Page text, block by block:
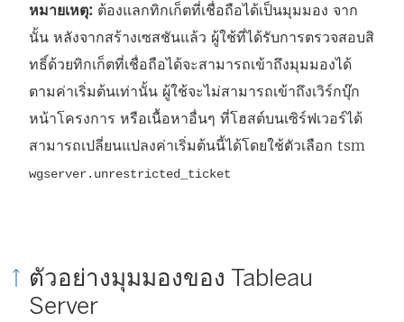
หมายเหตุ: ต้องแลกทิกเก็ตที่เชื่อถือได้เป็นมุมมอง จาก
นั้น หลังจากสร้างเซสชันแล้ว ผู้ใช้ที่ได้รับการตรวจสอบสิ
ทธิ์ด้วยทิกเก็ตที่เชื่อถือได้จะสามารถเข้าถึงมุมมองได้
ตามค่าเริ่มต้นเท่านั้น ผู้ใช้จะไม่สามารถเข้าถึงเวิร์กบุ๊ก
หน้าโครงการ หรือเนื้อหาอื่นๆ ที่โฮสต์บนเซิร์ฟเวอร์ได้
สามารถเปลี่ยนแปลงค่าเริ่มต้นนี้ได้โดยใช้ตัวเลือก tsm
wgserver.unrestricted_ticket
ตัวอย่างมุมมองของ Tableau
Server